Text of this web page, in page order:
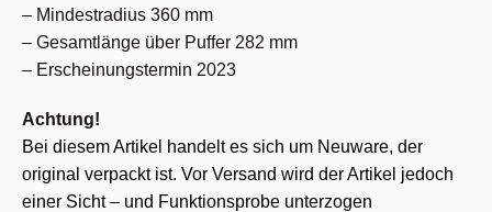
– Mindestradius 360 mm
– Gesamtlänge über Puffer 282 mm
– Erscheinungstermin 2023
Achtung!
Bei diesem Artikel handelt es sich um Neuware, der
original verpackt ist. Vor Versand wird der Artikel jedoch
einer Sicht – und Funktionsprobe unterzogen